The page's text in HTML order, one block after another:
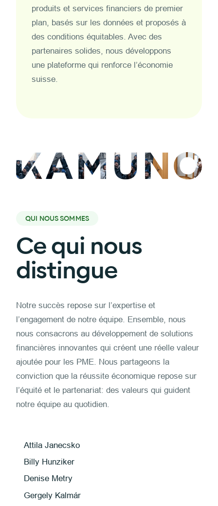
produits et services financiers de premier
plan, basés sur les données et proposés à
des conditions équitables. Avec des
partenaires solides, nous développons
une plateforme qui renforce l’économie
suisse.
QUI NOUS SOMMES
Ce qui nous
distingue
Notre succès repose sur l’expertise et
l’engagement de notre équipe. Ensemble, nous
nous consacrons au développement de solutions
financières innovantes qui créent une réelle valeur
ajoutée pour les PME. Nous partageons la
conviction que la réussite économique repose sur
l’équité et le partenariat: des valeurs qui guident
notre équipe au quotidien.
Attila Janecsko
Billy Hunziker
Denise Metry
Gergely Kalmár